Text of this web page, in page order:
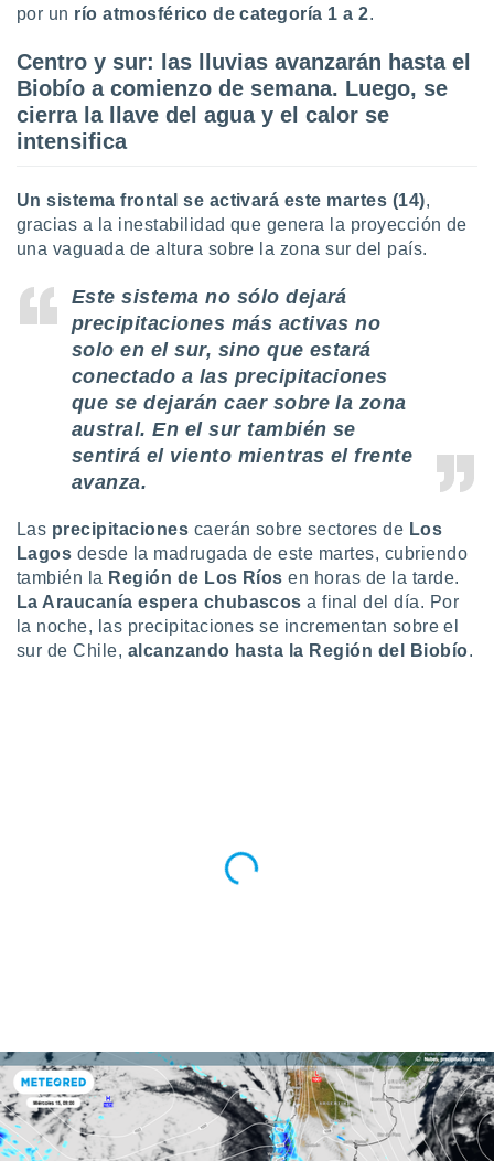
por un río atmosférico de categoría 1 a 2.
Centro y sur: las lluvias avanzarán hasta el
Biobío a comienzo de semana. Luego, se
cierra la llave del agua y el calor se
intensifica
Un sistema frontal se activará este martes (14),
gracias a la inestabilidad que genera la proyección de
una vaguada de altura sobre la zona sur del país.
Este sistema no sólo dejará
precipitaciones más activas no
solo en el sur, sino que estará
conectado a las precipitaciones
que se dejarán caer sobre la zona
austral. En el sur también se
sentirá el viento mientras el frente
avanza.
Las precipitaciones caerán sobre sectores de Los
Lagos desde la madrugada de este martes, cubriendo
también la Región de Los Ríos en horas de la tarde.
La Araucanía espera chubascosa final del día. Por
la noche, las precipitaciones se incrementan sobre el
sur de Chile, alcanzando hasta la Región del Biobío.